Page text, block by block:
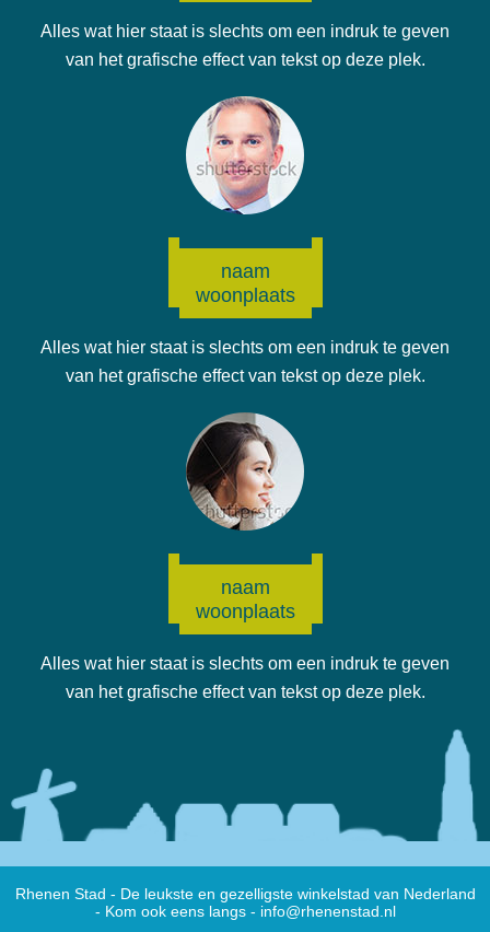
Alles wat hier staat is slechts om een indruk te geven
van het grafische effect van tekst op deze plek.
naam
woonplaats
Alles wat hier staat is slechts om een indruk te geven
van het grafische effect van tekst op deze plek.
naam
woonplaats
Alles wat hier staat is slechts om een indruk te geven
van het grafische effect van tekst op deze plek.
Rhenen Stad - De leukste en gezelligste winkelstad van Nederland
- Kom ook eens langs - info@rhenenstad.nl